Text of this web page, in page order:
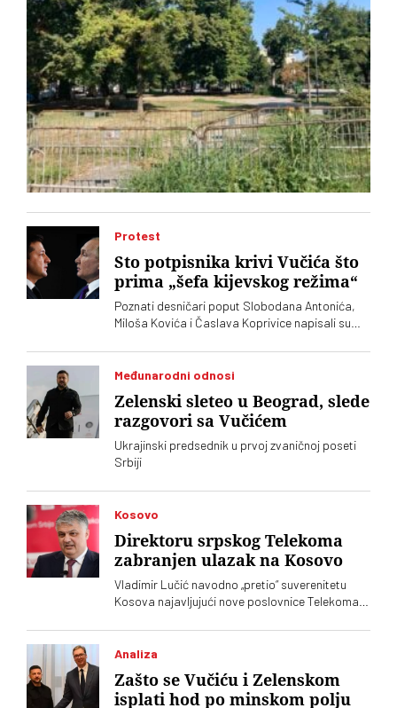
Protest
Sto potpisnika krivi Vučića što
prima „šefa kijevskog režima“
Poznati desničari poput Slobodana Antonića,
Miloša Kovića i Časlava Koprivice napisali su
Ukrajine Volodimira Zelenskog
Međunarodni odnosi
Zelenski sleteo u Beograd, slede
razgovori sa Vučićem
Ukrajinski predsednik u prvoj zvaničnoj poseti
Srbiji
Kosovo
Direktoru srpskog Telekoma
zabranjen ulazak na Kosovo
Vladimir Lučić navodno „pretio“ suverenitetu
Kosova najavljujući nove poslovnice Telekoma
Analiza
Zašto se Vučiću i Zelenskom
isplati hod po minskom polju